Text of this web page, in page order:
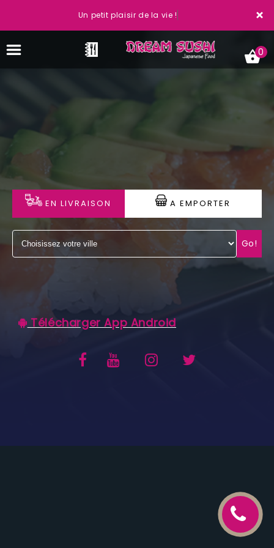
×
Un petit plaisir de la vie !
ACCUEIL
LA CARTE
VOTRE COMPTE
NOTRE RESTAURANT
VOS AVIS
0
EN LIVRAISON A EMPORTER
Go!
Télécharger App Android